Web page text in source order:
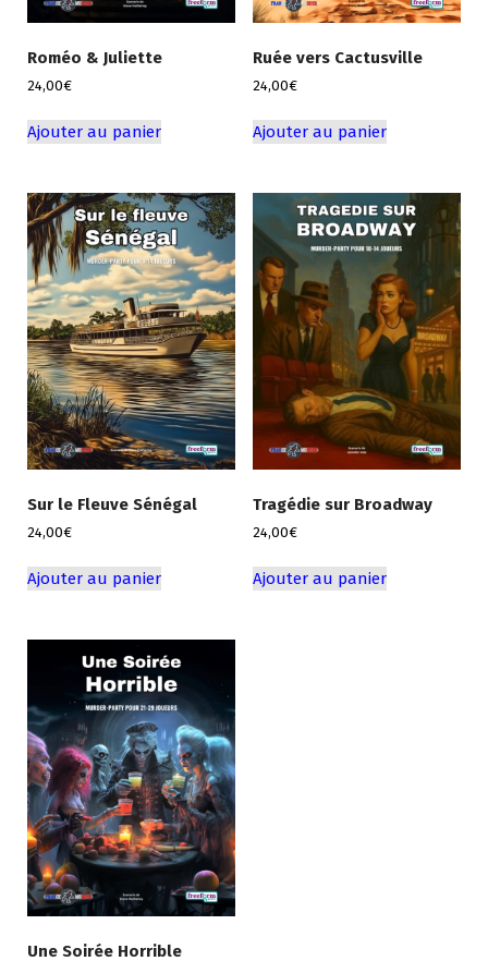
Roméo & Juliette
24,00€
Ajouter au panier
Ruée vers Cactusville
24,00€
Ajouter au panier
Sur le Fleuve Sénégal
24,00€
Ajouter au panier
Tragédie sur Broadway
24,00€
Ajouter au panier
Une Soirée Horrible